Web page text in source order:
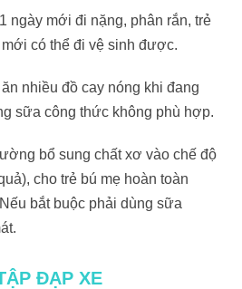
ngày mới đi nặng, phân rắn, trẻ
có thể đi vệ sinh được.
ăn nhiều đồ cay nóng khi đang
sữa công thức không phù hợp.
bổ sung chất xơ vào chế độ
cho trẻ bú mẹ hoàn toàn
Nếu bắt buộc phải dùng sữa
ĐẠP XE